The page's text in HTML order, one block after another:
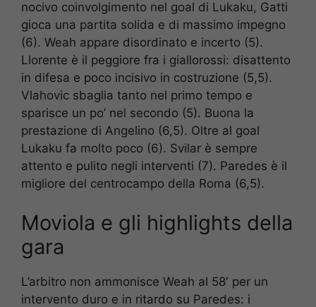
nocivo coinvolgimento nel goal di Lukaku, Gatti
gioca una partita solida e di massimo impegno
(6). Weah appare disordinato e incerto (5).
Llorente è il peggiore fra i giallorossi: disattento
in difesa e poco incisivo in costruzione (5,5).
Vlahovic sbaglia tanto nel primo tempo e
sparisce un po’ nel secondo (5). Buona la
prestazione di Angelino (6,5). Oltre al goal
Lukaku fa molto poco (6). Svilar è sempre
attento e pulito negli interventi (7). Paredes è il
migliore del centrocampo della Roma (6,5).
Moviola e gli highlights della
gara
L’arbitro non ammonisce Weah al 58′ per un
intervento duro e in ritardo su Paredes: i